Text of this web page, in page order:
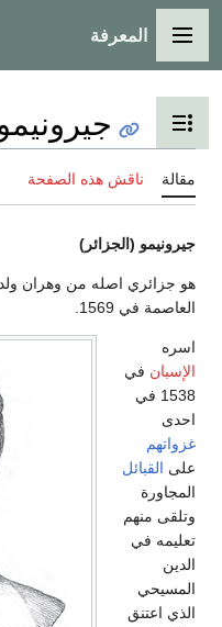
القائمة الرئيسية
المعرفة
تبديل عرض جدول
مقالة ناقش هذه الصفحة
جيرونيمو (الجزائر)
العاصمة في 1569.
اسره
الإسبان في
1538 في
احدى
غزواتهم
على القبائل
المجاورة
وتلقى منهم
تعليمه في
الدين
المسيحي
الذي اعتنق